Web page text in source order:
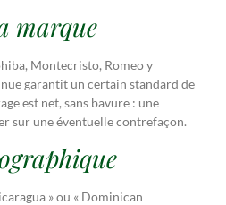
marque
Montecristo, Romeo y
garantit un certain standard de
est net, sans bavure : une
sur une éventuelle contrefaçon.
» ou « Dominican